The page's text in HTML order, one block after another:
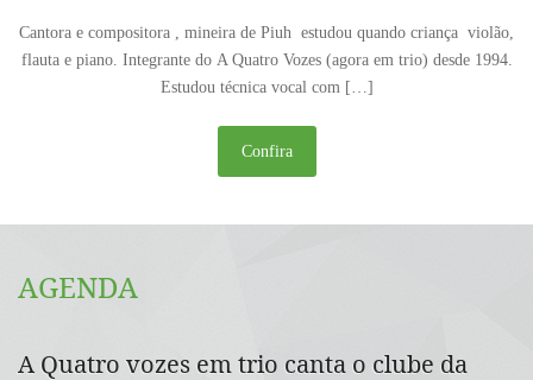
Cantora e compositora , mineira de Piuh estudou quando criança violão,
flauta e piano. Integrante do A Quatro Vozes (agora em trio) desde 1994.
Estudou técnica vocal com […]
Confira
AGENDA
A Quatro vozes em trio canta o clube da